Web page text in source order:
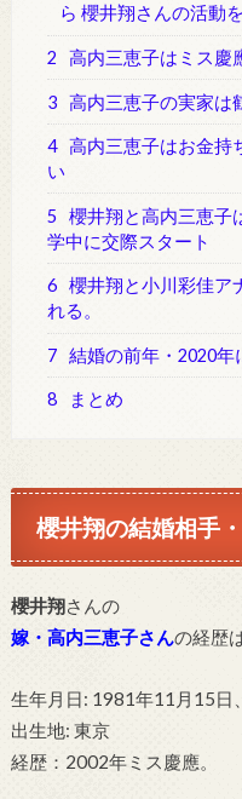
ら 櫻井翔さんの活動
2 高内三恵子はミス慶
3 高内三恵子の実家は
4 高内三恵子はお金持
い
5 櫻井翔と高内三恵子
学中に交際スタート
6 櫻井翔と小川彩佳ア
れる。
7 結婚の前年・2020年
8 まとめ
櫻井翔の結婚相手
櫻井翔さんの
嫁・高内三恵子さんの経歴
生年月日: 1981年11月15日、
出生地: 東京
経歴：2002年ミス慶應。